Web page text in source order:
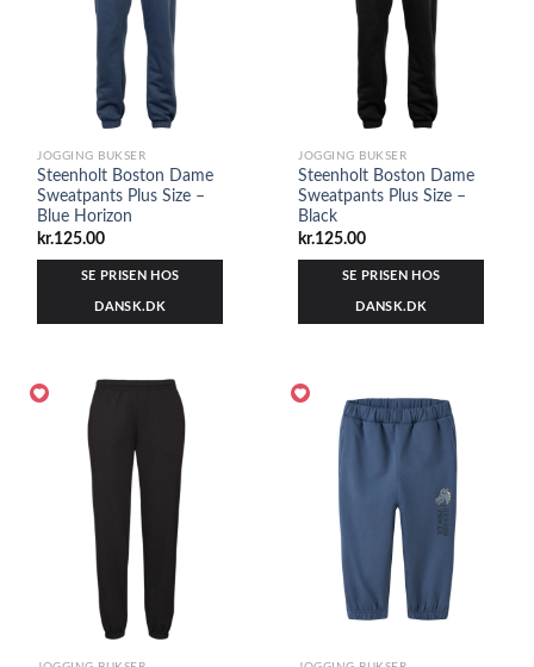
JOGGING BUKSER
Steenholt Boston Dame
Sweatpants Plus Size –
Blue Horizon
kr.125.00
SE PRISEN HOS
DANSK.DK
JOGGING BUKSER
Steenholt Boston Dame
Sweatpants Plus Size –
Black
kr.125.00
SE PRISEN HOS
DANSK.DK